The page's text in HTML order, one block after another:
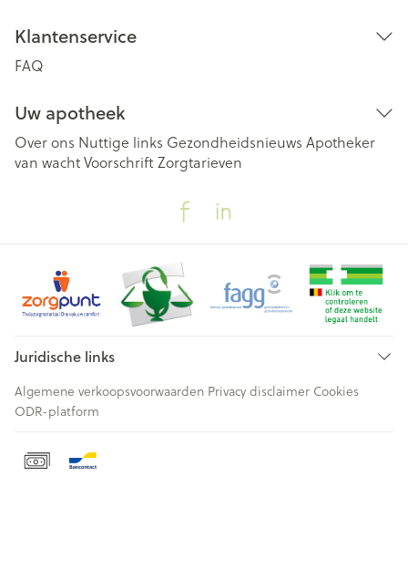
Klantenservice
FAQ
Uw apotheek
Over ons Nuttige links Gezondheidsnieuws Apotheker
van wachtVoorschriftZorgtarieven
Juridische links
Algemene verkoopsvoorwaarden Privacy disclaimer Cookies
ODR-platform